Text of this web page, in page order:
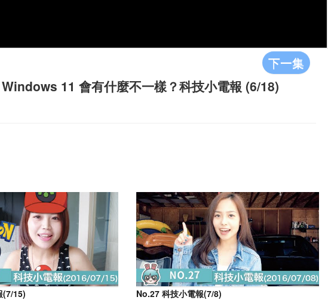
下一集
11 會有什麼不一樣？科技小電報 (6/18)
(7/15) No.27 科技小電報(7/8)